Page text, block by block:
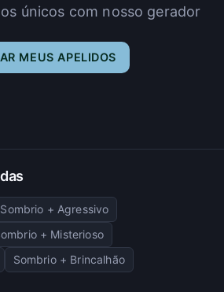
únicos com nosso gerador
MEUS APELIDOS
Sombrio + Agressivo
+ Misterioso
Sombrio + Brincalhão